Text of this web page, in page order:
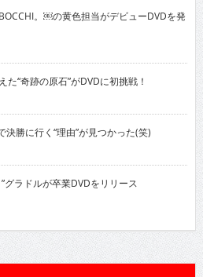
。￼の黄色担当がデビューDVDを発
“奇跡の原石”がDVDに初挑戦！
勝に行く“理由”が見つかった(笑)
ラドルが卒業DVDをリリース